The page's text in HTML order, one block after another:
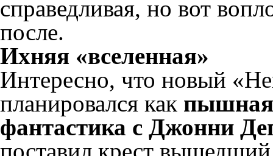
справедливая, но вот
после.
Ихняя «вселенная»
Интересно, что новый
планировался как пышная
фантастика с Джонни